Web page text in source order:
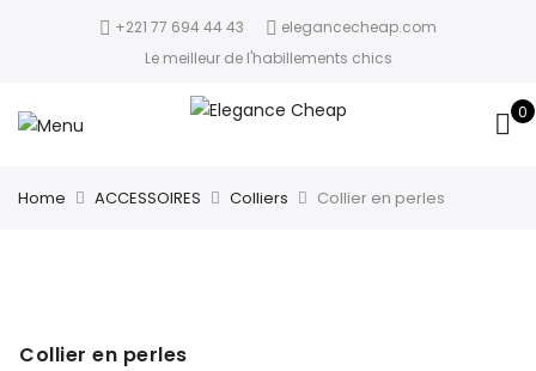
+221 77 694 44 43
elegancecheap.com
Le meilleur de l'habillements chics
0
Home ACCESSOIRES Colliers Collier en perles
Collier en perles